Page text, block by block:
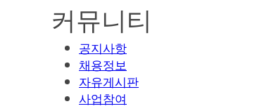
커뮤니티
공지사항
채용정보
자유게시판
사업참여